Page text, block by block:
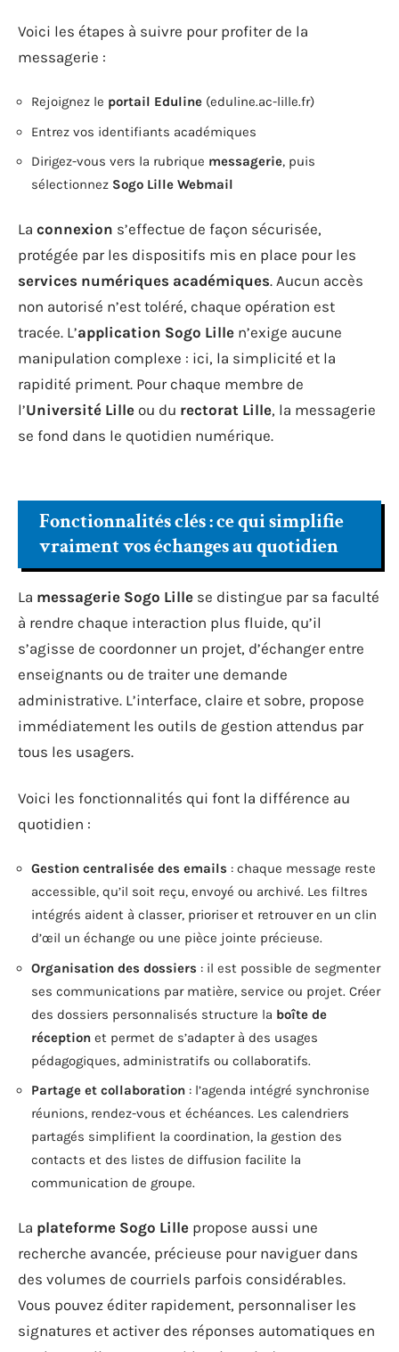
Voici les étapes à suivre pour profiter de la
messagerie :
Rejoignez le portail Eduline (eduline.ac-lille.fr)
Entrez vos identifiants académiques
Dirigez-vous vers la rubrique messagerie, puis
sélectionnez Sogo Lille Webmail
La connexion s’effectue de façon sécurisée,
protégée par les dispositifs mis en place pour les
services numériques académiques. Aucun accès
non autorisé n’est toléré, chaque opération est
tracée. L’application Sogo Lille n’exige aucune
manipulation complexe : ici, la simplicité et la
rapidité priment. Pour chaque membre de
l’Université Lille ou du rectorat Lille, la messagerie
se fond dans le quotidien numérique.
Fonctionnalités clés : ce qui simplifie
vraiment vos échanges au quotidien
La messagerie Sogo Lille se distingue par sa faculté
à rendre chaque interaction plus fluide, qu’il
s’agisse de coordonner un projet, d’échanger entre
enseignants ou de traiter une demande
administrative. L’interface, claire et sobre, propose
immédiatement les outils de gestion attendus par
tous les usagers.
Voici les fonctionnalités qui font la différence au
quotidien :
Gestion centralisée des emails : chaque message reste
accessible, qu’il soit reçu, envoyé ou archivé. Les filtres
intégrés aident à classer, prioriser et retrouver en un clin
d’œil un échange ou une pièce jointe précieuse.
Organisation des dossiers : il est possible de segmenter
ses communications par matière, service ou projet. Créer
des dossiers personnalisés structure la boîte de
réception et permet de s’adapter à des usages
pédagogiques, administratifs ou collaboratifs.
Partage et collaboration : l’agenda intégré synchronise
réunions, rendez-vous et échéances. Les calendriers
partagés simplifient la coordination, la gestion des
contacts et des listes de diffusion facilite la
communication de groupe.
La plateforme Sogo Lille propose aussi une
recherche avancée, précieuse pour naviguer dans
des volumes de courriels parfois considérables.
Vous pouvez éditer rapidement, personnaliser les
signatures et activer des réponses automatiques en